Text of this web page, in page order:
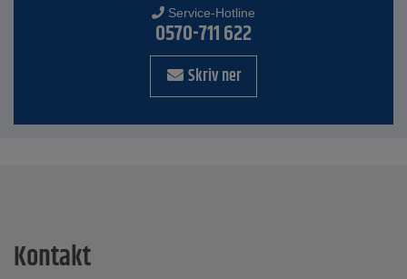
Service-Hotline
0570-711 622
Skriv ner
Kontakt